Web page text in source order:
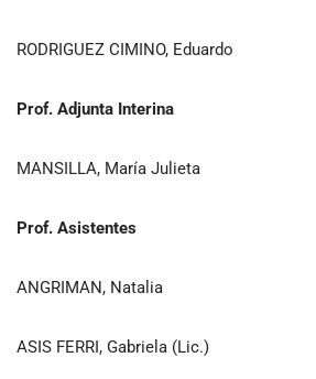
RODRIGUEZ CIMINO, Eduardo
Prof. Adjunta Interina
MANSILLA, María Julieta
Prof. Asistentes
ANGRIMAN, Natalia
ASIS FERRI, Gabriela (Lic.)